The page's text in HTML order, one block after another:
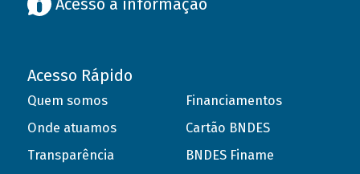
Acesso à informação
Acesso Rápido
Quem somos
Onde atuamos
Transparência
Financiamentos
Cartão BNDES
BNDES Finame